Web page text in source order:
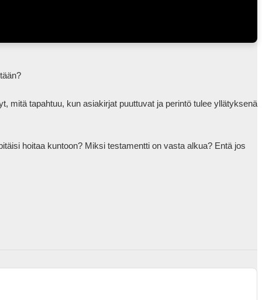
mitä tapahtuu, kun asiakirjat puuttuvat ja perintö tulee yllätyksenä
hoitaa kuntoon? Miksi testamentti on vasta alkua? Entä jos